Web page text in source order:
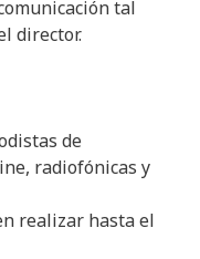
tal
director.
de
radiofónicas y
realizar hasta el